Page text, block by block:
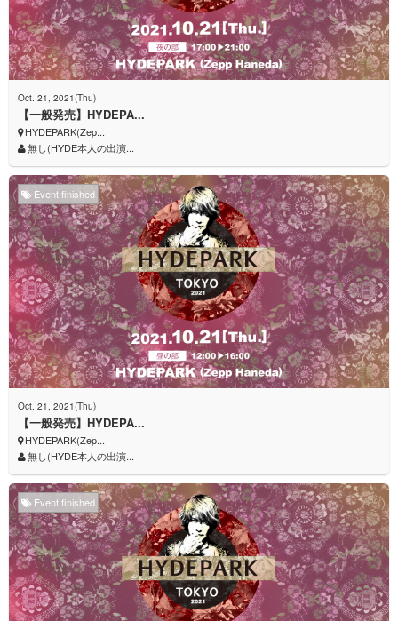
Oct. 21, 2021(Thu)
【一般発売】HYDEPA...
HYDEPARK(Zep...
無し(HYDE本人の出演...
Event finished
Oct. 21, 2021(Thu)
【一般発売】HYDEPA...
HYDEPARK(Zep...
無し(HYDE本人の出演...
Event finished